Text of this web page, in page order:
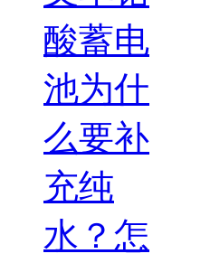
酸蓄电
池为什
么要补
充纯
水？怎